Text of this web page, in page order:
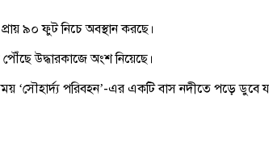
প্রায় ৯০ ফুট নিচে অবস্থান করছে।
পৌঁছে উদ্ধারকাজে অংশ নিয়েছে।
‘সৌহার্দ্য পরিবহন’-এর একটি বাস নদীতে পড়ে